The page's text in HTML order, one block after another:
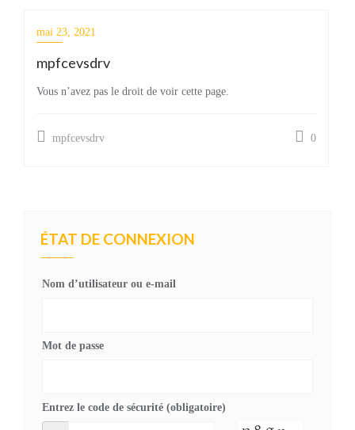
mai 23, 2021
mpfcevsdrv
Vous n’avez pas le droit de voir cette page.
mpfcevsdrv 0
ÉTAT DE CONNEXION
Nom d’utilisateur ou e-mail
Mot de passe
Entrez le code de sécurité (obligatoire)